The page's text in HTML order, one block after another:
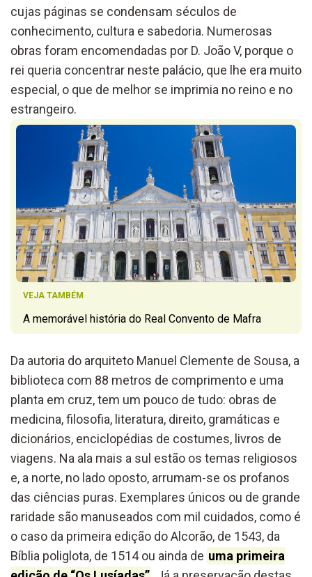
cujas páginas se condensam séculos de
conhecimento, cultura e sabedoria. Numerosas
obras foram encomendadas por D. João V, porque o
rei queria concentrar neste palácio, que lhe era muito
especial, o que de melhor se imprimia no reino e no
estrangeiro.
VEJA TAMBÉM
A memorável história do Real Convento de Mafra
Da autoria do arquiteto Manuel Clemente de Sousa, a
biblioteca com 88 metros de comprimento e uma
planta em cruz, tem um pouco de tudo: obras de
medicina, filosofia, literatura, direito, gramáticas e
dicionários, enciclopédias de costumes, livros de
viagens. Na ala mais a sul estão os temas religiosos
e, a norte, no lado oposto, arrumam-se os profanos
das ciências puras. Exemplares únicos ou de grande
raridade são manuseados com mil cuidados, como é
o caso da primeira edição do Alcorão, de 1543, da
Bíblia poliglota, de 1514 ou ainda de uma primeira